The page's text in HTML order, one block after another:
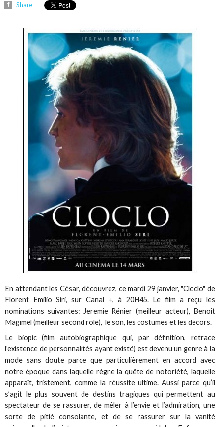
Share
En attendantles César, découvrez, ce mardi 29 janvier, "Cloclo" de
Florent Emilio Siri, sur Canal +, à 20H45. Le film a reçu les
nominations suivantes: Jeremie Rénier (meilleur acteur), Benoît
Magimel (meilleur second rôle), le son, les costumes et les décors.
Le biopic (film autobiographique qui, par définition, retrace
l’existence de personnalités ayant existé) est devenu un genre à la
mode sans doute parce que particulièrement en accord avec
notre époque dans laquelle règne la quête de notoriété, laquelle
apparaît, tristement, comme la réussite ultime. Aussi parce qu’il
s’agit le plus souvent de destins tragiques qui permettent au
spectateur de se rassurer, de mêler à l’envie et l’admiration, une
sorte de pitié consolante, et de se rassurer sur la vanité